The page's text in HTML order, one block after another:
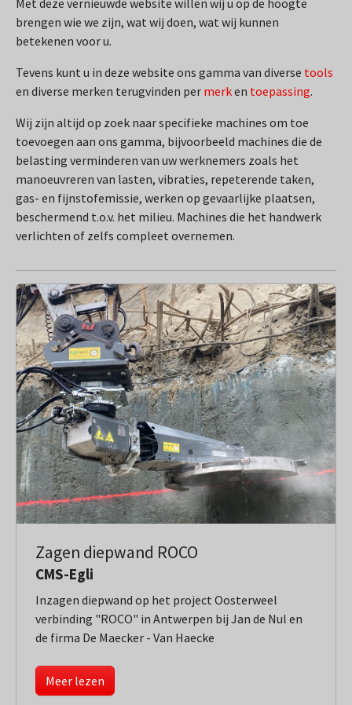
brengen wie we zijn, wat wij doen, wat wij kunnen
betekenen voor u.
Tevens kunt u in deze website ons gamma van diverse tools
en diverse merken terugvinden per merken toepassing.
Wij zijn altijd op zoek naar specifieke machines om toe
toevoegen aan ons gamma, bijvoorbeeld machines die de
belasting verminderen van uw werknemers zoals het
manoeuvreren van lasten, vibraties, repeterende taken,
gas- en fijnstofemissie, werken op gevaarlijke plaatsen,
beschermend t.o.v. het milieu. Machines die het handwerk
verlichten of zelfs compleet overnemen.
Zagen diepwand ROCO
CMS-Egli
Inzagen diepwand op het project Oosterweel
verbinding "ROCO" in Antwerpen bij Jan de Nul en
de firma De Maecker - Van Haecke
Meer lezen